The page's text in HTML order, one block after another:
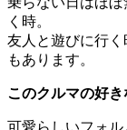
く時。
友人と遊びに行
もあります。
このクルマの好き
可愛らしいフォ